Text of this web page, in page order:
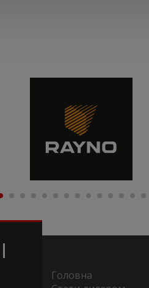
Головна